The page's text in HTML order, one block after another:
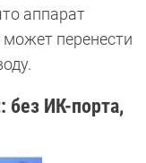
аппарат
перенести
без ИК-порта,